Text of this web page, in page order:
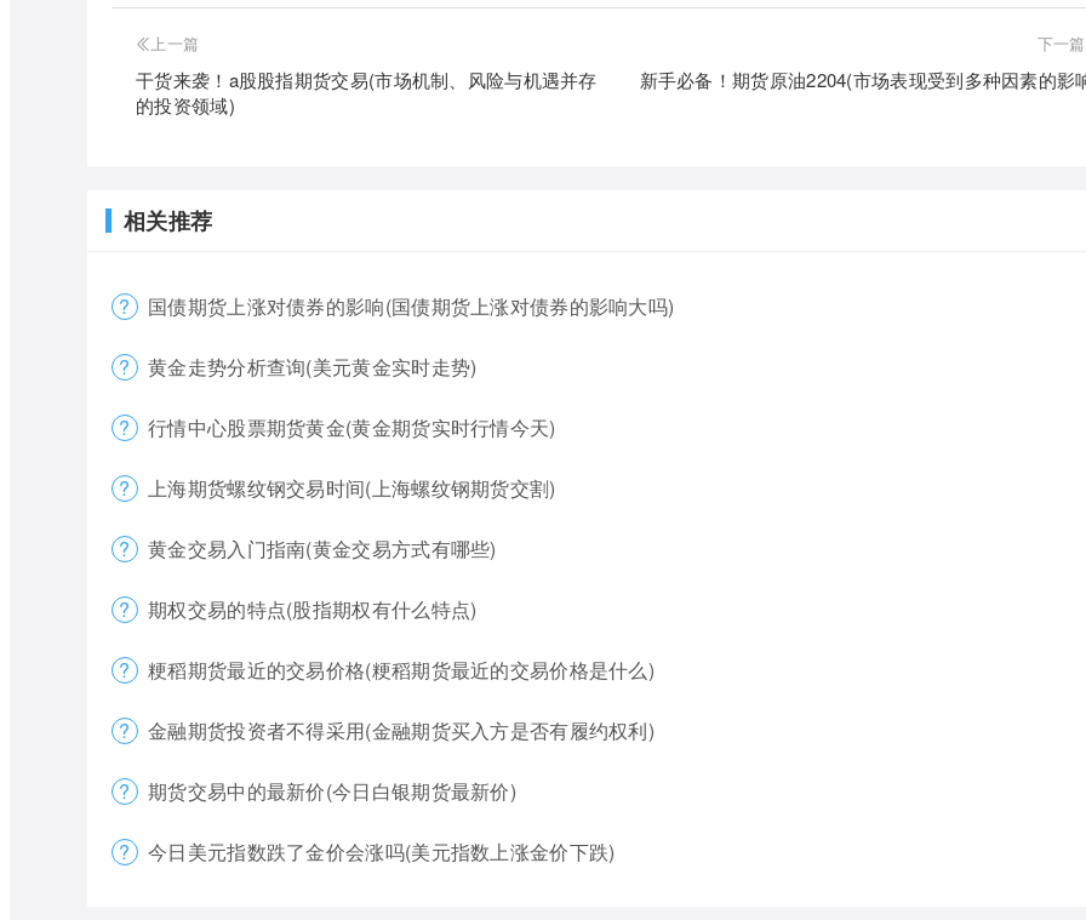
上一篇
干货来袭！a股股指期货交易(市场机制、风险与机遇并存
的投资领域)
下一篇
新手必备！期货原油2204(市场表现受到多种因素的影
相关推荐
国债期货上涨对债券的影响(国债期货上涨对债券的影响大吗)
黄金走势分析查询(美元黄金实时走势)
行情中心股票期货黄金(黄金期货实时行情今天)
上海期货螺纹钢交易时间(上海螺纹钢期货交割)
黄金交易入门指南(黄金交易方式有哪些)
期权交易的特点(股指期权有什么特点)
粳稻期货最近的交易价格(粳稻期货最近的交易价格是什么)
金融期货投资者不得采用(金融期货买入方是否有履约权利)
期货交易中的最新价(今日白银期货最新价)
今日美元指数跌了金价会涨吗(美元指数上涨金价下跌)